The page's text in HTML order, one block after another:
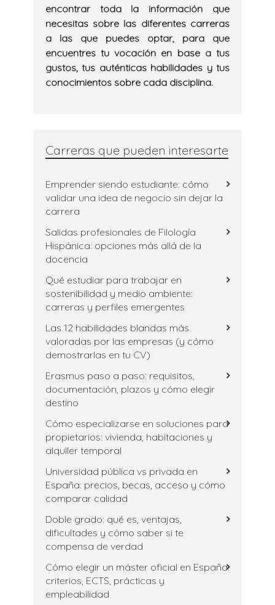
encontrar toda la información que
necesitas sobre las diferentes carreras
a las que puedes optar, para que
encuentres tu vocación en base a tus
gustos, tus auténticas habilidades y tus
conocimientos sobre cada disciplina.
Carreras que pueden interesarte
Emprender siendo estudiante: cómo
validar una idea de negocio sin dejar la
carrera
Salidas profesionales de Filología
Hispánica: opciones más allá de la
docencia
Qué estudiar para trabajar en
sostenibilidad y medio ambiente:
carreras y perfiles emergentes
Las 12 habilidades blandas más
valoradas por las empresas (y cómo
demostrarlas en tu CV)
Erasmus paso a paso: requisitos,
documentación, plazos y cómo elegir
destino
Cómo especializarse en soluciones para
propietarios: vivienda, habitaciones y
alquiler temporal
Universidad pública vs privada en
España: precios, becas, acceso y cómo
comparar calidad
Doble grado: qué es, ventajas,
dificultades y cómo saber si te
compensa de verdad
Cómo elegir un máster oficial en España:
criterios, ECTS, prácticas y
empleabilidad